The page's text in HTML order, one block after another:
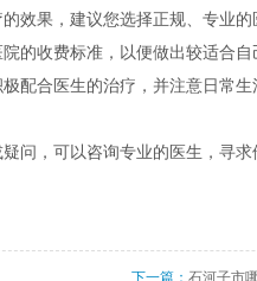
效果，建议您选择正规、专业的
的收费标准，以便做出较适合自
配合医生的治疗，并注意日常
问，可以咨询专业的医生，寻
下一篇： 石河子市